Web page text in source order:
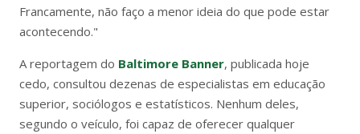
Francamente, não faço a menor ideia do que pode estar
acontecendo."
A reportagem do Baltimore Banner, publicada hoje
cedo, consultou dezenas de especialistas em educação
superior, sociólogos e estatísticos. Nenhum deles,
segundo o veículo, foi capaz de oferecer qualquer